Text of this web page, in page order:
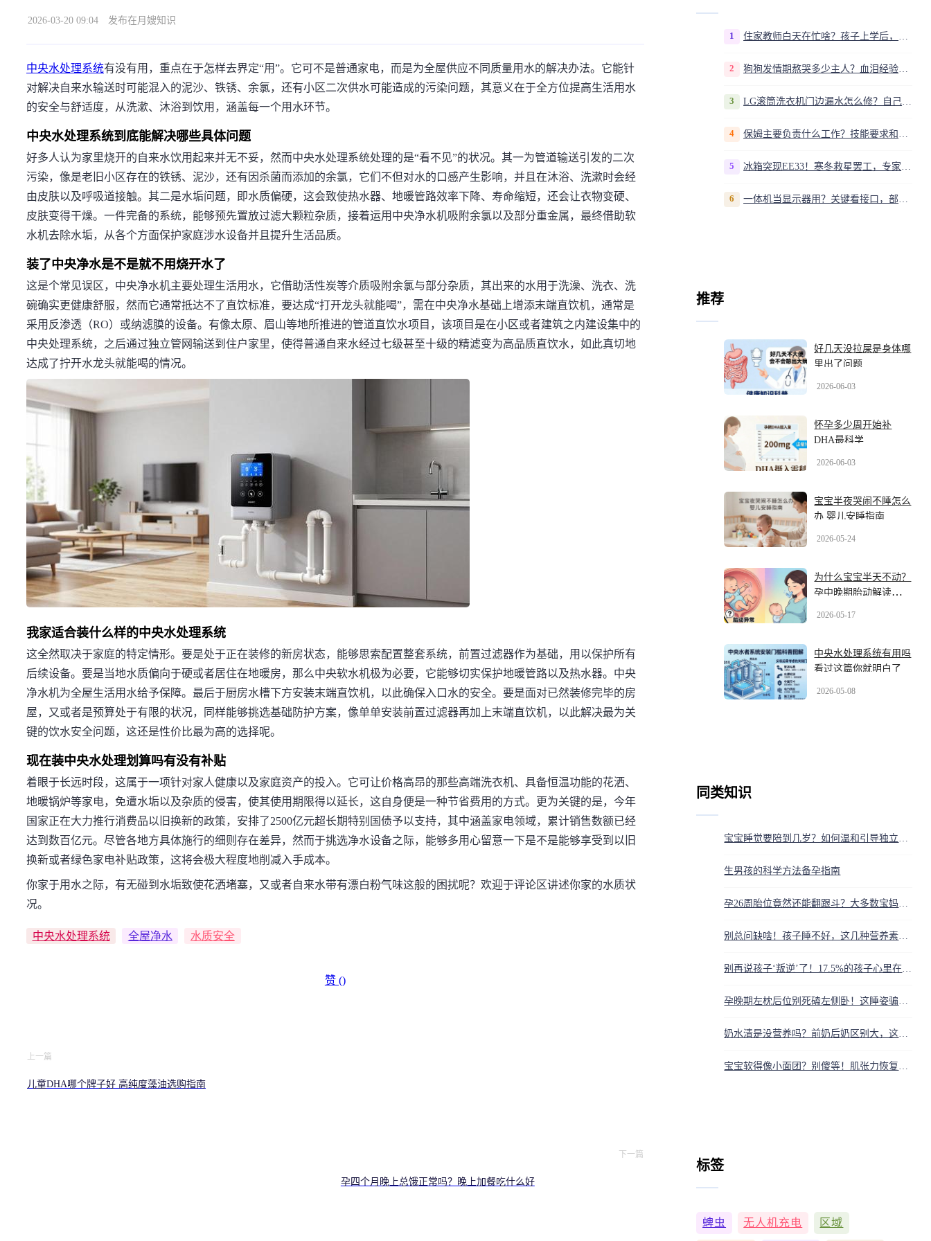
2026-03-20 09:04 发布在月嫂知识
中央水处理系统有没有用，重点在于怎样去界定“用”。它可不是普通家电，而是为全屋供应不同质量用水的解决办法。它能针
对解决自来水输送时可能混入的泥沙、铁锈、余氯，还有小区二次供水可能造成的污染问题，其意义在于全方位提高生活用水
的安全与舒适度，从洗漱、沐浴到饮用，涵盖每一个用水环节。
中央水处理系统到底能解决哪些具体问题
好多人认为家里烧开的自来水饮用起来并无不妥，然而中央水处理系统处理的是“看不见”的状况。其一为管道输送引发的二次
污染，像是老旧小区存在的铁锈、泥沙，还有因杀菌而添加的余氯，它们不但对水的口感产生影响，并且在沐浴、洗漱时会经
由皮肤以及呼吸道接触。其二是水垢问题，即水质偏硬，这会致使热水器、地暖管路效率下降、寿命缩短，还会让衣物变硬、
皮肤变得干燥。一件完备的系统，能够预先置放过滤大颗粒杂质，接着运用中央净水机吸附余氯以及部分重金属，最终借助软
水机去除水垢，从各个方面保护家庭涉水设备并且提升生活品质。
装了中央净水是不是就不用烧开水了
这是个常见误区，中央净水机主要处理生活用水，它借助活性炭等介质吸附余氯与部分杂质，其出来的水用于洗澡、洗衣、洗
碗确实更健康舒服，然而它通常抵达不了直饮标准，要达成“打开龙头就能喝”，需在中央净水基础上增添末端直饮机，通常是
采用反渗透（RO）或纳滤膜的设备。有像太原、眉山等地所推进的管道直饮水项目，该项目是在小区或者建筑之内建设集中的
中央处理系统，之后通过独立管网输送到住户家里，使得普通自来水经过七级甚至十级的精滤变为高品质直饮水，如此真切地
达成了拧开水龙头就能喝的情况。
我家适合装什么样的中央水处理系统
这全然取决于家庭的特定情形。要是处于正在装修的新房状态，能够思索配置整套系统，前置过滤器作为基础，用以保护所有
后续设备。要是当地水质偏向于硬或者居住在地暖房，那么中央软水机极为必要，它能够切实保护地暖管路以及热水器。中央
净水机为全屋生活用水给予保障。最后于厨房水槽下方安装末端直饮机，以此确保入口水的安全。要是面对已然装修完毕的房
屋，又或者是预算处于有限的状况，同样能够挑选基础防护方案，像单单安装前置过滤器再加上末端直饮机，以此解决最为关
键的饮水安全问题，这还是性价比最为高的选择呢。
现在装中央水处理划算吗有没有补贴
着眼于长远时段，这属于一项针对家人健康以及家庭资产的投入。它可让价格高昂的那些高端洗衣机、具备恒温功能的花洒、
地暖锅炉等家电，免遭水垢以及杂质的侵害，使其使用期限得以延长，这自身便是一种节省费用的方式。更为关键的是，今年
国家正在大力推行消费品以旧换新的政策，安排了2500亿元超长期特别国债予以支持，其中涵盖家电领域，累计销售数额已经
达到数百亿元。尽管各地方具体施行的细则存在差异，然而于挑选净水设备之际，能够多用心留意一下是不是能够享受到以旧
换新或者绿色家电补贴政策，这将会极大程度地削减入手成本。
你家于用水之际，有无碰到水垢致使花洒堵塞，又或者自来水带有漂白粉气味这般的困扰呢？欢迎于评论区讲述你家的水质状
况。
中央水处理系统 全屋净水 水质安全
赞 ()
上一篇
儿童DHA哪个牌子好 高纯度藻油选购指南
下一篇
孕四个月晚上总饿正常吗？晚上加餐吃什么好
1 住家教师白天在忙啥？孩子上学后，我是家庭运营官
2 狗狗发情期熬哭多少主人？血泪经验告诉你，这20多天到底该怎么熬
3 LG滚筒洗衣机门边漏水怎么修？自己动手换密封圈教程视频
4 保姆主要负责什么工作？技能要求和职责解析
5 冰箱突现EE33！寒冬救星罢工，专家揭秘竟是无解故障？
6 一体机当显示器用？关键看接口，部分型号支持
推荐
好几天没拉屎是身体哪
里出了问题
2026-06-03
怀孕多少周开始补
DHA最科学
2026-06-03
宝宝半夜哭闹不睡怎么
办 婴儿安睡指南
2026-05-24
为什么宝宝半天不动？
孕中晚期胎动解读与安
2026-05-17
中央水处理系统有用吗
看过这篇你就明白了
2026-05-08
同类知识
生男孩的科学方法备孕指南
标签
蜱虫 无人机充电 区域